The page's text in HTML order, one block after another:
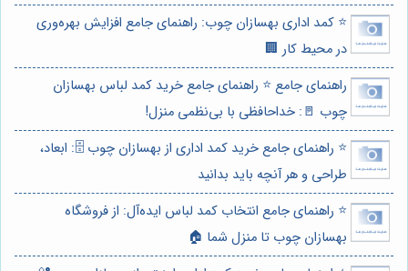
⭐️ کمد اداری بهسازان چوب: راهنمای جامع افزایش بهره‌وری
در محیط کار 🏢
راهنمای جامع ⭐️ راهنمای جامع خرید کمد لباس بهسازان
چوب 🚪: خداحافظی با بی‌نظمی منزل!
⭐️ راهنمای جامع خرید کمد اداری از بهسازان چوب 🗄️: ابعاد،
طراحی و هر آنچه باید بدانید
⭐️ راهنمای جامع انتخاب کمد لباس ایده‌آل: از فروشگاه
بهسازان چوب تا منزل شما 🏠